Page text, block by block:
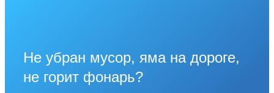
Не убран мусор, яма на дороге,
не горит фонарь?